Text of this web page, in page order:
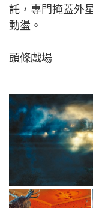
託，專門掩蓋外
動盪。
頭條戲場